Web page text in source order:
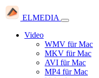
ELMEDIA
Video
WMV für Mac
MKV für Mac
AVI für Mac
MP4 für Mac